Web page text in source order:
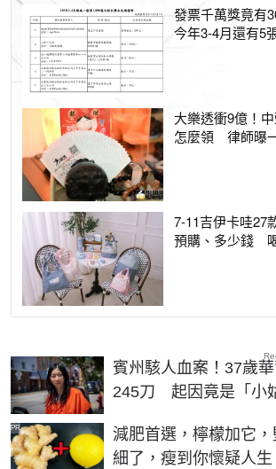
發票千萬獎竟有
今年3-4月還有
大樂透衝9億！
怎麼領 律師曝
7-11吉伊卡哇27
預購、多少錢
賓州駭人血案！37歲
245刀 起因竟是「小
減肥首選，檸檬加它
細了，瘦到你懷疑人生
PR